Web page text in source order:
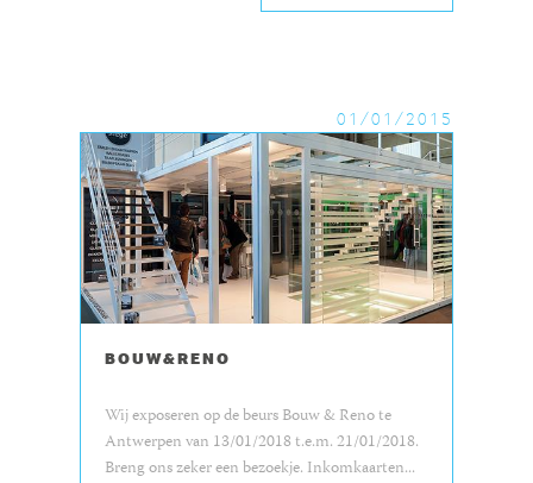
01/01/2015
BOUW&RENO
Wij exposeren op de beurs Bouw & Reno te
Antwerpen van 13/01/2018 t.e.m. 21/01/2018.
Breng ons zeker een bezoekje. Inkomkaarten...